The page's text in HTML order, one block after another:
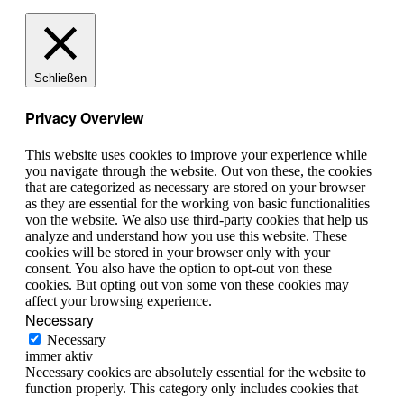
Schließen
Privacy Overview
This website uses cookies to improve your experience while
you navigate through the website. Out von these, the cookies
that are categorized as necessary are stored on your browser
as they are essential for the working von basic functionalities
von the website. We also use third-party cookies that help us
analyze and understand how you use this website. These
cookies will be stored in your browser only with your
consent. You also have the option to opt-out von these
cookies. But opting out von some von these cookies may
affect your browsing experience.
Necessary
Necessary
immer aktiv
Necessary cookies are absolutely essential for the website to
function properly. This category only includes cookies that